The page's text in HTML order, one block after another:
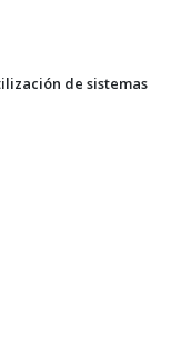
de sistemas